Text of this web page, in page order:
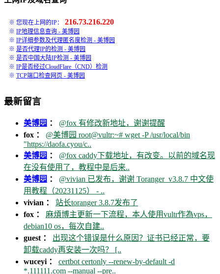
※ 您现在上网的IP： 216.73.216.220
※ IP地理信息查询 - 美博园
※ IP详细参数及代理匿名度检测 - 美博园
※ 是否代理IP的检测 - 美博园
※ 是否中国大陆IP检测 - 美博园
※ IP是否经过CloudFlare（CND）检测
※ TCP端口检查网页 - 美博园
最新留言
美博园 ： @fox 有修改新地址，谢谢提醒
fox ： @美博园 root@vultr:~# wget -P /usr/local/bin
"https://daofa.cyou/c..
美博园 ： @fox caddy下载地址，有改变。以前的域名现
在没有使用了，教程中是后来..
美博园 ： @vivian 已发布，谢谢 Toranger_v3.8.7 中文使
用教程（20231125） - ..
vivian ： 站长toranger 3.8.7发布了
fox ： 麻煩博主更新一下流程，本人使用vultr作為vps，
debian10 os，每次自建..
guest ： 出现这个错误是什么原因？证书已经正常，要
卸载caddy再安装一次吗？ [..
wuceyi ： certbot certonly --renew-by-default -d
*.111111.com --manual --pre..